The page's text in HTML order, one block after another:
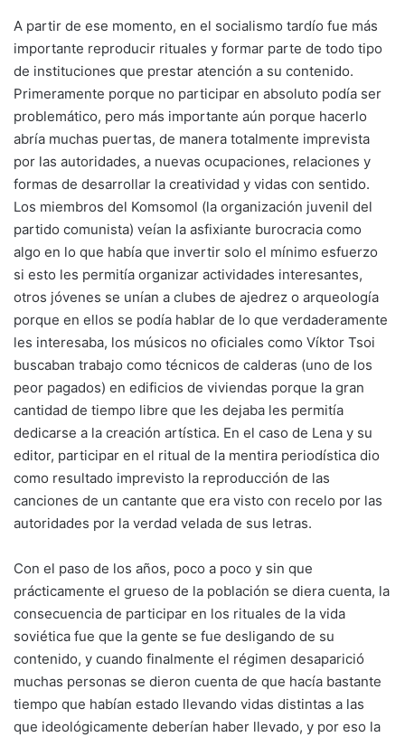
A partir de ese momento, en el socialismo tardío fue más
importante reproducir rituales y formar parte de todo tipo
de instituciones que prestar atención a su contenido.
Primeramente porque no participar en absoluto podía ser
problemático, pero más importante aún porque hacerlo
abría muchas puertas, de manera totalmente imprevista
por las autoridades, a nuevas ocupaciones, relaciones y
formas de desarrollar la creatividad y vidas con sentido.
Los miembros del Komsomol (la organización juvenil del
partido comunista) veían la asfixiante burocracia como
algo en lo que había que invertir solo el mínimo esfuerzo
si esto les permitía organizar actividades interesantes,
otros jóvenes se unían a clubes de ajedrez o arqueología
porque en ellos se podía hablar de lo que verdaderamente
les interesaba, los músicos no oficiales como Víktor Tsoi
buscaban trabajo como técnicos de calderas (uno de los
peor pagados) en edificios de viviendas porque la gran
cantidad de tiempo libre que les dejaba les permitía
dedicarse a la creación artística. En el caso de Lena y su
editor, participar en el ritual de la mentira periodística dio
como resultado imprevisto la reproducción de las
canciones de un cantante que era visto con recelo por las
autoridades por la verdad velada de sus letras.
Con el paso de los años, poco a poco y sin que
prácticamente el grueso de la población se diera cuenta, la
consecuencia de participar en los rituales de la vida
soviética fue que la gente se fue desligando de su
contenido, y cuando finalmente el régimen desaparició
muchas personas se dieron cuenta de que hacía bastante
tiempo que habían estado llevando vidas distintas a las
que ideológicamente deberían haber llevado, y por eso la